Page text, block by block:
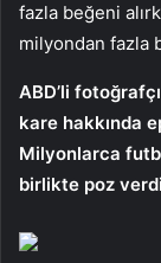
fazla beğeni
milyondan fazla
ABD’li
kare hakkında
Milyonlarca
birlikte poz